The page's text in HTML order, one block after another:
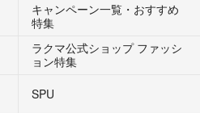
キャンペーン一覧・おすすめ
特集
ラクマ公式ショップ ファッシ
ョン特集
SPU